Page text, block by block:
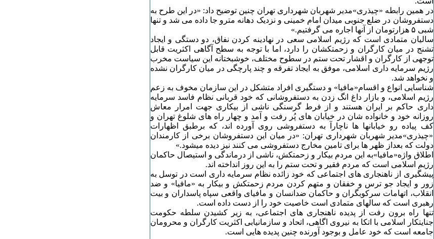
در همین رابطه «چیذری»مدیر شهربان شهرداری تهران چنین توضیح داد: «در این طرح به
دستفروشان در ضلع جنوبی میدان امام خمینی و نزدیک دهانه مترو جا داده می شد و تنها
شبی ۵ هزارتومان از آنها اجاره می گرفتیم.»
سالیان متمادی است که رژیم اسلامی سعی در نهادینه کردن نفاق، دو دستگی و ایجاد
تشنج در میان کارگران و زحمتکشان را دارد، اما با توجه به سطح آگاهی اکثریت قابل
توجهی از کارگران و اقشار تحت ستم در سطوح مختلف، خوشبختانه این سیاست مخرب
رژیم سرمایه داری اسلامی، موفق به ایجاد تفرقه و چند پارچگی در میان کارگران نشده
و نخواهد شد.
شناسایی انواع و اقسام«مافیا» و دستگیری افراد متشکل در این سازمان مخوف به زعم
رژیم اسلامی، و بازار داغ انگ زدن به دستفروشانی که خود قربانی نظام فاسد سرمایه
داری حاکم بر ایران هستند و از فرط گرسنگی ناشی از بیکاری جهت امرار معاش
روزانه خود و خانواده شان در خیابان های پُر رفت و آمد و چهار راه های شلوغ تهران و
کف پیاده رو خیابانها ها ناچارآ به دستفروشی روی آورده اند، که برطبق اظهارات
«چیذری»مدیر شهربان شهرداری تهران: «در میان این دستفروشان برخی از کارمندان
دولت که بعداز ظهر ها برای تامین مخارج دستفروشی می کنند نیز دیده میشود.»
اطلاق واژه«مافیا»به این مردم بیکار و زحمتکش، ناشی از درماندگی و استیصال حاکمان
رژیم اسلامی است که مردم فقیر و تحت ستم را به این روز انداخته اند.
پیشگیری از ناهنجاری های اجتماعی که خود زائده نظام سرمایه داری است در توسل به
زور و ایجاد جو ترس و خفقان و متهم کردن مردم زحمتکش و بیکار به «مافیا» و ضد
انقلاب، اتهامات سرکوبگران و حاکمان ضدانسان و مافیای واقعی سپاه پاسداران و بیت
رهبری است که سالهای متمادی است خاصیت خود را از دست داده است.
تنها راه برون رفت از پدیده ناهنجاری های اجتماعی، به زیر کشیدن سلطه حکومت
جنایتکار اسلامی با اتکا به نیروی اگاهی، اتحاد و سازمانیابی اکثریت کارگران و محرومان
جامعه است که خود عامل و بوجود آورنده چنین پدیده هایی است.